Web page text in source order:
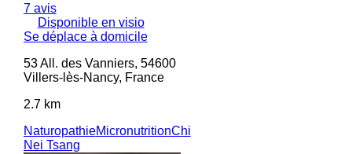
7 avis
Disponible en visio
Se déplace à domicile
53 All. des Vanniers, 54600
Villers-lès-Nancy, France
2.7 km
NaturopathieMicronutritionChi
Nei Tsang